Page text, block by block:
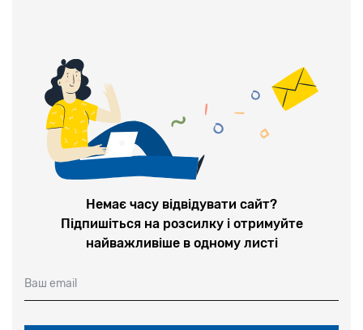
Немає часу відвідувати сайт?
Підпишіться на розсилку і отримуйте
найважливіше в одному листі
Ваш email